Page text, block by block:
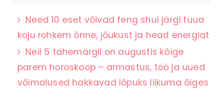
Need 10 eset võivad feng shui järgi tuua
koju rohkem õnne, jõukust ja head energiat
Neil 5 tähemärgil on augustis kõige
parem horoskoop – armastus, töö ja uued
võimalused hakkavad lõpuks liikuma õiges